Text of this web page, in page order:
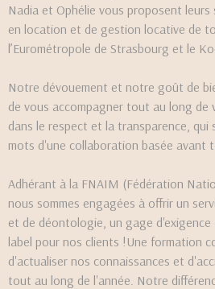
Nadia et Ophélie vous proposent leurs
en location et de gestion locative de
l’Eurométropole de Strasbourg et le
Notre dévouement et notre goût de
de vous accompagner tout au long de
dans le respect et la transparence,
mots d'une collaboration basée avant
Adhérant à la FNAIM (Fédération
nous sommes engagées à offrir un
et de déontologie, un gage
label pour nos clients !Une formation
d'actualiser nos connaissances et
tout au long de l'année. Notre